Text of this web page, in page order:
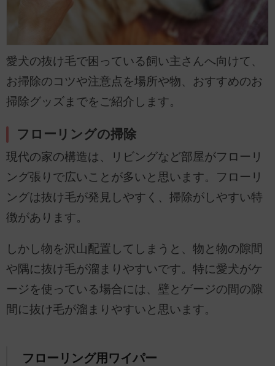
愛犬の抜け毛で困っている飼い主さんへ向けて、
お掃除のコツや注意点を場所や物、おすすめのお
掃除グッズまでをご紹介します。
フローリングの掃除
現代の家の構造は、リビングなど部屋がフローリ
ング張りで広いことが多いと思います。フローリ
ングは抜け毛が発見しやすく、掃除がしやすい特
徴があります。
しかし物を沢山配置してしまうと、物と物の隙間
や隅に抜け毛が溜まりやすいです。特に愛犬がケ
ージを使っている場合には、壁とゲージの間の隙
間に抜け毛が溜まりやすいと思います。
フローリング用ワイパー